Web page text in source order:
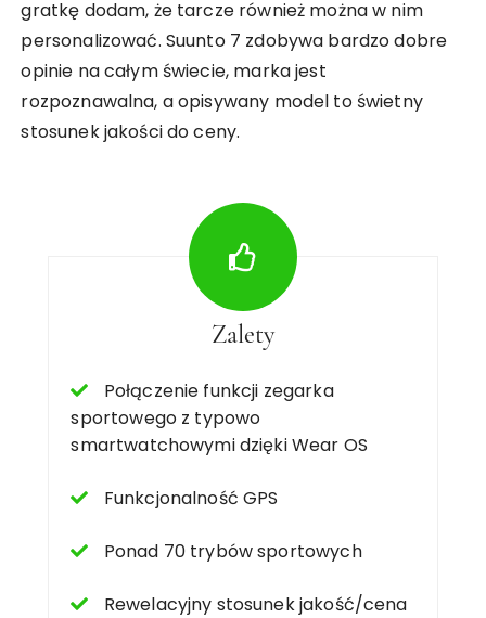
gratkę dodam, że tarcze również można w nim
personalizować. Suunto 7 zdobywa bardzo dobre
opinie na całym świecie, marka jest
rozpoznawalna, a opisywany model to świetny
stosunek jakości do ceny.
Zalety
Połączenie funkcji zegarka
sportowego z typowo
smartwatchowymi dzięki Wear OS
Funkcjonalność GPS
Ponad 70 trybów sportowych
Rewelacyjny stosunek jakość/cena